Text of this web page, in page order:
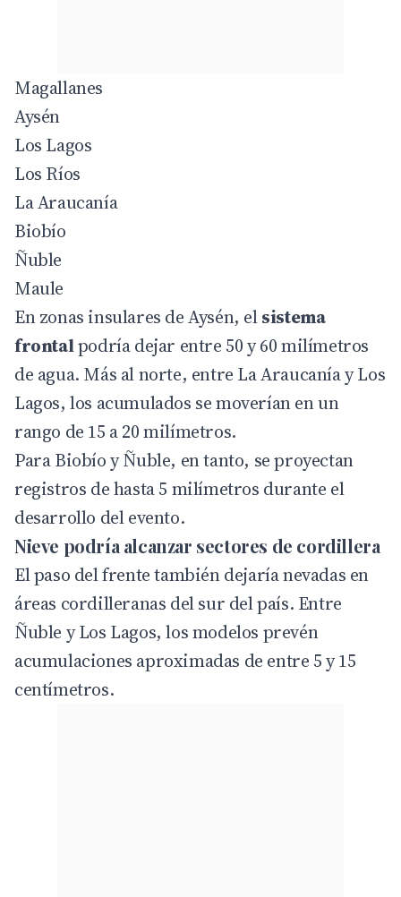
Magallanes
Aysén
Los Lagos
Los Ríos
La Araucanía
Biobío
Ñuble
Maule
En zonas insulares de Aysén, elsistema
frontalpodría dejar entre 50 y 60 milímetros
de agua. Más al norte, entre La Araucanía y Los
Lagos, los acumulados se moverían en un
rango de 15 a 20 milímetros.
Para Biobío y Ñuble, en tanto, se proyectan
registros de hasta 5 milímetros durante el
desarrollo del evento.
Nieve podría alcanzar sectores de cordillera
El paso del frente también dejaría nevadas en
áreas cordilleranas del sur del país. Entre
Ñuble y Los Lagos, los modelos prevén
acumulaciones aproximadas de entre 5 y 15
centímetros.